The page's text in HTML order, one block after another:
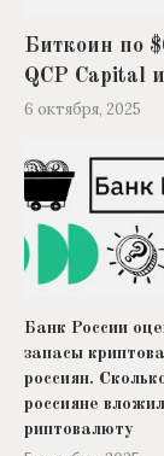
Биткоин по
QCP Capital
6 октября, 2025
Банк России
запасы
россиян.
россияне
риптовалюту